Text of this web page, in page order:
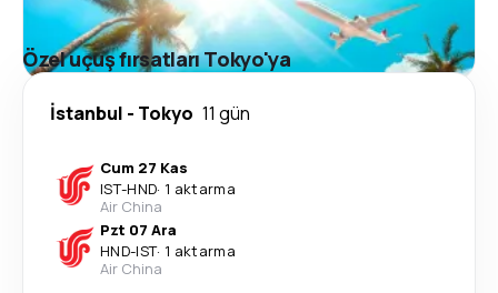
Özel uçuş fırsatları Tokyo'ya
İstanbul - Tokyo 11 gün
Cum 27 Kas
IST-HND· 1 aktarma
Air China
Pzt 07 Ara
HND-IST· 1 aktarma
Air China